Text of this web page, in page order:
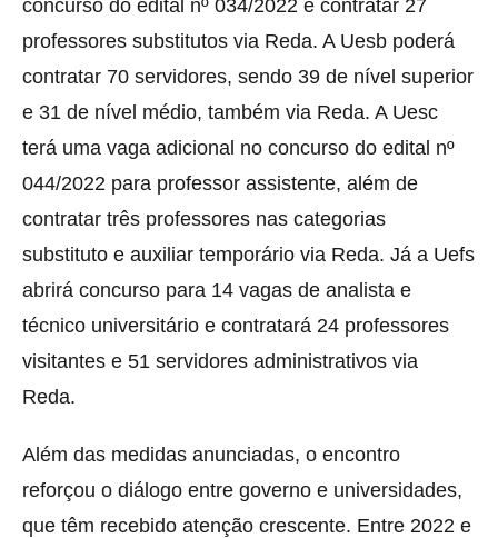
concurso do edital nº 034/2022 e contratar 27
professores substitutos via Reda. A Uesb poderá
contratar 70 servidores, sendo 39 de nível superior
e 31 de nível médio, também via Reda. A Uesc
terá uma vaga adicional no concurso do edital nº
044/2022 para professor assistente, além de
contratar três professores nas categorias
substituto e auxiliar temporário via Reda. Já a Uefs
abrirá concurso para 14 vagas de analista e
técnico universitário e contratará 24 professores
visitantes e 51 servidores administrativos via
Reda.
Além das medidas anunciadas, o encontro
reforçou o diálogo entre governo e universidades,
que têm recebido atenção crescente. Entre 2022 e